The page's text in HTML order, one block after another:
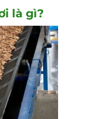
là gì?